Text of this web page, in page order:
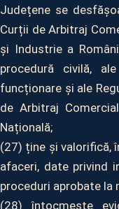
Județene se
Curții de Arbitraj
și Industrie a
procedură civilă,
funcționare și ale
de Arbitraj
Națională;
(27) ține și valorifică,
afaceri, date privind
proceduri aprobate la
(28) întocmește